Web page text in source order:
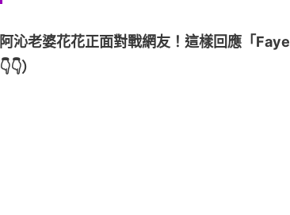
阿沁老婆花花正面對戰網友！這樣回應「
👇👇）